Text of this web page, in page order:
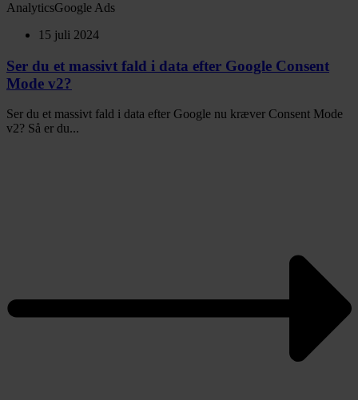
AnalyticsGoogle Ads
15 juli 2024
Ser du et massivt fald i data efter Google Consent
Mode v2?
Ser du et massivt fald i data efter Google nu kræver Consent Mode
v2? Så er du...